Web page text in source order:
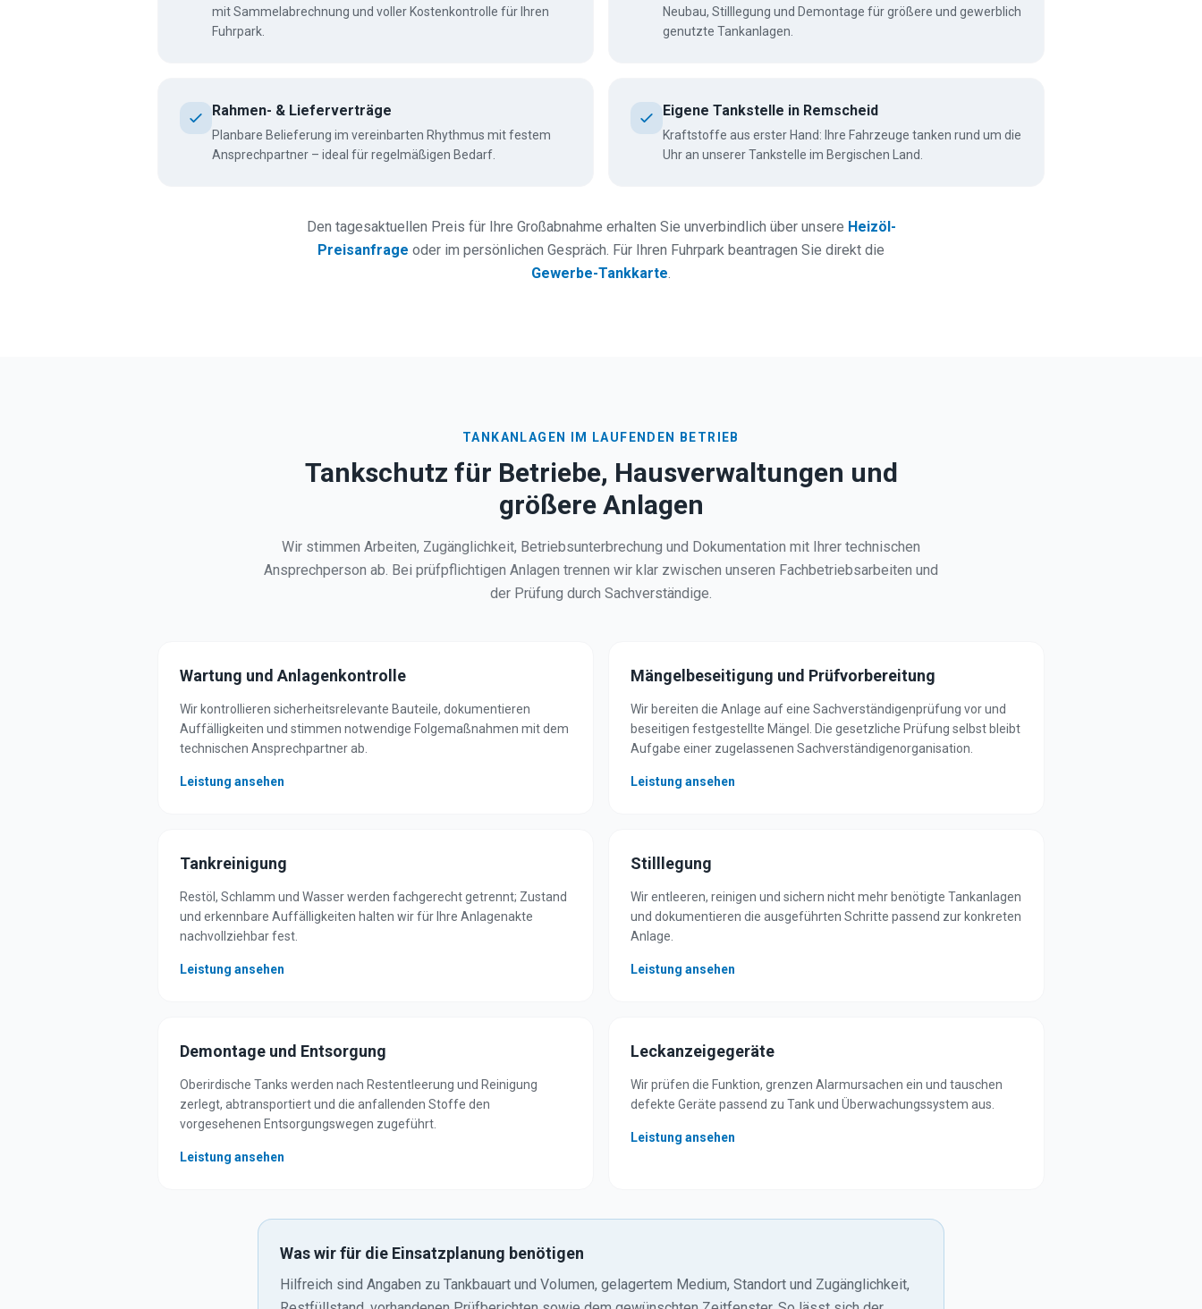
mit Sammelabrechnung und voller Kostenkontrolle für Ihren
Fuhrpark.
Neubau, Stilllegung und Demontage für größere und gewerblich
genutzte Tankanlagen.
Rahmen- & Lieferverträge
Planbare Belieferung im vereinbarten Rhythmus mit festem
Ansprechpartner – ideal für regelmäßigen Bedarf.
Eigene Tankstelle in Remscheid
Kraftstoffe aus erster Hand: Ihre Fahrzeuge tanken rund um die
Uhr an unserer Tankstelle im Bergischen Land.
Den tagesaktuellen Preis für Ihre Großabnahme erhalten Sie unverbindlich über unsere Heizöl-
Preisanfrage oder im persönlichen Gespräch. Für Ihren Fuhrpark beantragen Sie direkt die
Gewerbe-Tankkarte.
TANKANLAGEN IM LAUFENDEN BETRIEB
Tankschutz für Betriebe, Hausverwaltungen und
größere Anlagen
Wir stimmen Arbeiten, Zugänglichkeit, Betriebsunterbrechung und Dokumentation mit Ihrer technischen
Ansprechperson ab. Bei prüfpflichtigen Anlagen trennen wir klar zwischen unseren Fachbetriebsarbeiten und
der Prüfung durch Sachverständige.
Wartung und Anlagenkontrolle
Wir kontrollieren sicherheitsrelevante Bauteile, dokumentieren
Auffälligkeiten und stimmen notwendige Folgemaßnahmen mit dem
technischen Ansprechpartner ab.
Leistung ansehen
Mängelbeseitigung und Prüfvorbereitung
Wir bereiten die Anlage auf eine Sachverständigenprüfung vor und
beseitigen festgestellte Mängel. Die gesetzliche Prüfung selbst bleibt
Aufgabe einer zugelassenen Sachverständigenorganisation.
Leistung ansehen
Tankreinigung
Restöl, Schlamm und Wasser werden fachgerecht getrennt; Zustand
und erkennbare Auffälligkeiten halten wir für Ihre Anlagenakte
nachvollziehbar fest.
Leistung ansehen
Stilllegung
Wir entleeren, reinigen und sichern nicht mehr benötigte Tankanlagen
und dokumentieren die ausgeführten Schritte passend zur konkreten
Anlage.
Leistung ansehen
Demontage und Entsorgung
Oberirdische Tanks werden nach Restentleerung und Reinigung
zerlegt, abtransportiert und die anfallenden Stoffe den
vorgesehenen Entsorgungswegen zugeführt.
Leistung ansehen
Leckanzeigegeräte
Wir prüfen die Funktion, grenzen Alarmursachen ein und tauschen
defekte Geräte passend zu Tank und Überwachungssystem aus.
Leistung ansehen
Was wir für die Einsatzplanung benötigen
Hilfreich sind Angaben zu Tankbauart und Volumen, gelagertem Medium, Standort und Zugänglichkeit,